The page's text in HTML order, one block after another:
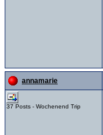
annamarie
37 Posts - Wochenend Trip